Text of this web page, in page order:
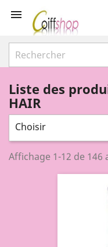

Liste des
HAIR
Choisir
Affichage 1-12 de 146